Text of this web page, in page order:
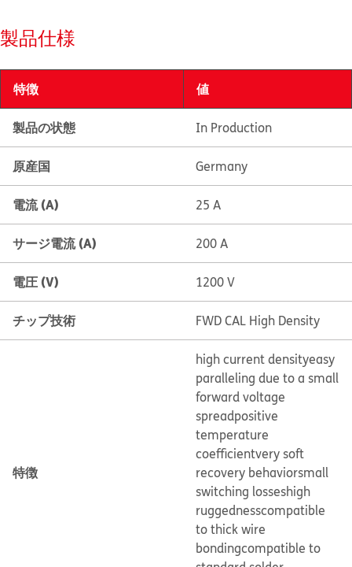
製品仕様
特徴 値
製品の状態 In Production
原産国 Germany
電流 (A) 25 A
サージ電流 (A) 200 A
電圧 (V) 1200 V
チップ技術 FWD CAL High Density
特徴
high current densityeasy
paralleling due to a small
forward voltage
spreadpositive
temperature
coefficientvery soft
recovery behaviorsmall
switching losseshigh
ruggednesscompatible
to thick wire
bondingcompatible to